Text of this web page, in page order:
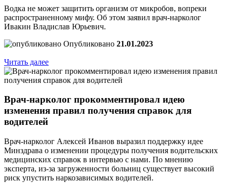
Водка не может защитить организм от микробов, вопреки
распространенному мифу. Об этом заявил врач-нарколог
Ивакин Владислав Юрьевич.
Опубликовано 21.01.2023
Читать далее
Врач-нарколог прокомментировал идею
изменения правил получения справок для
водителей
Врач-нарколог Алексей Иванов выразил поддержку идее
Минздрава о изменении процедуры получения водительских
медицинских справок в интервью с нами. По мнению
эксперта, из-за загруженности больниц существует высокий
риск упустить наркозависимых водителей.